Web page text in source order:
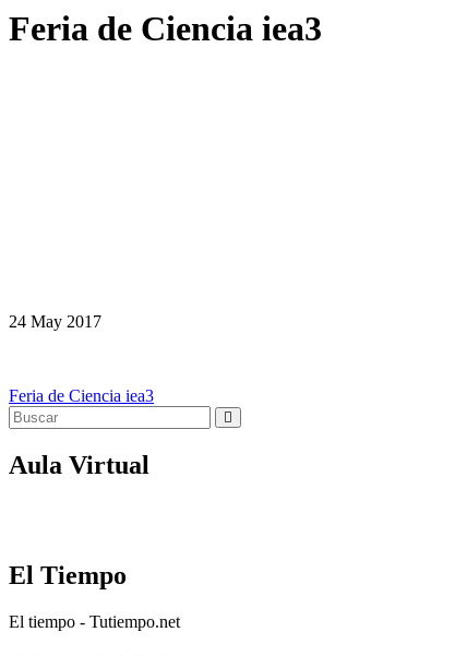
Feria de Ciencia iea3
24 May 2017
Navegación
de
entradas
Feria de Ciencia iea3
Aula Virtual
El Tiempo
El tiempo - Tutiempo.net